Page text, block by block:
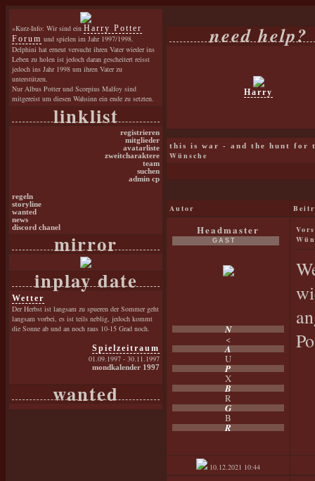
»Kurz-Info: Wir sind ein Harry Potter
Forum und spielen im Jahr 1997/1998.
Delphini hat erneut versucht ihren Vater wieder ins
Leben zu holen ist jedoch daran gescheitert reisst
jedoch ins Jahr 1998 um ihren Vater zu
unterstützen.
Nur Albus Potter und Scorpius Malfoy sind
mitgereist um diesen Wahsinn ein ende zu setzten.
linklist
registrieren
mitglieder
avatarliste
zweitcharaktere
team
suchen
admin cp
regeln
storyline
wanted
news
discord chanel
mirror
inplay date
Wetter
Der Herbst ist langsam zu spueren der Sommer geht
langsam vorbei, es ist teils neblig, jedoch kommt
die Sonne ab und an noch raus 10-15 Grad noch.
Spielzeitraum
01.09.1997 - 30.11.1997
mondkalender 1997
wanted
need help?
Harry
this is war - and the hunt for
Wünsche
Autor
Headmaster
GAST
N
<
A
U
P
X
B
R
G
B
R
10.12.2021 10:44